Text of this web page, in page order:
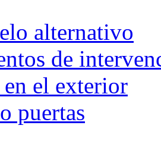
alternativo
de
el exterior
puertas